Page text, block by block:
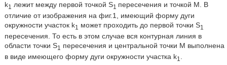
k1 лежит между первой точкой S1 пересечения и точкой M. В
отличие от изображения на фиг.1, имеющий форму дуги
окружности участок k1 может проходить до первой точки S1
пересечения. То есть в этом случае вся контурная линия в
области точки S1
пересечения и центральной точки M выполнена
в виде имеющего форму дуги окружности участка k1